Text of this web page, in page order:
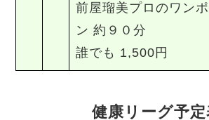
前屋瑠美プロのワン
ン 約９０分
誰でも 1,500円
健康リーグ予定